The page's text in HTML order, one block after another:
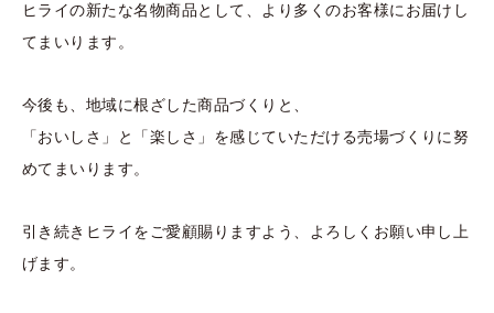
ヒライの新たな名物商品として、より多くのお客様にお届けし
てまいります。
今後も、地域に根ざした商品づくりと、
「おいしさ」と「楽しさ」を感じていただける売場づくりに努
めてまいります。
引き続きヒライをご愛顧賜りますよう、よろしくお願い申し上
げます。